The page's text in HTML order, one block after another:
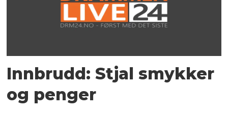
Innbrudd: Stjal smykker
og penger